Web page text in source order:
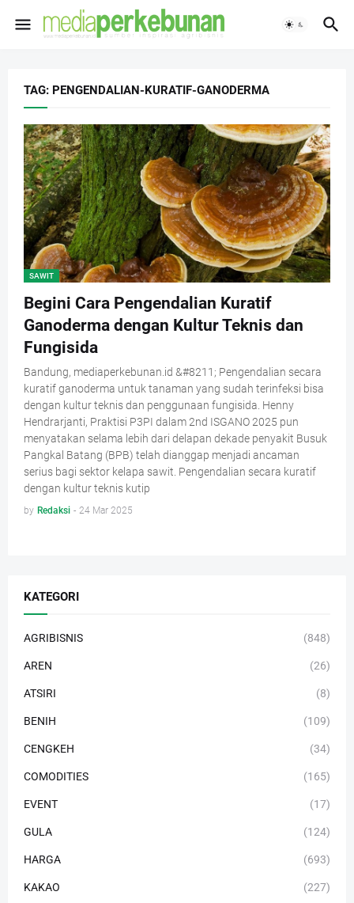
TAG: PENGENDALIAN-KURATIF-GANODERMA
SAWIT
Begini Cara Pengendalian Kuratif
Ganoderma dengan Kultur Teknis dan
Fungisida
Bandung, mediaperkebunan.id &#8211; Pengendalian secara
kuratif ganoderma untuk tanaman yang sudah terinfeksi bisa
dengan kultur teknis dan penggunaan fungisida. Henny
Hendrarjanti, Praktisi P3PI dalam 2nd ISGANO 2025 pun
menyatakan selama lebih dari delapan dekade penyakit Busuk
Pangkal Batang (BPB) telah dianggap menjadi ancaman
serius bagi sektor kelapa sawit. Pengendalian secara kuratif
dengan kultur teknis kutip
by Redaksi - 24 Mar 2025
KATEGORI
AGRIBISNIS (848)
AREN (26)
ATSIRI (8)
BENIH (109)
CENGKEH (34)
COMODITIES (165)
EVENT (17)
GULA (124)
HARGA (693)
KAKAO (227)